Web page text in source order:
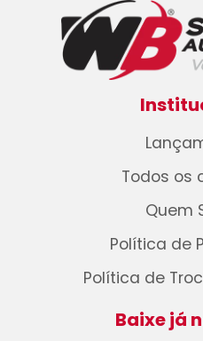
Todos os
Quem
Política de
Política de
Baixe já